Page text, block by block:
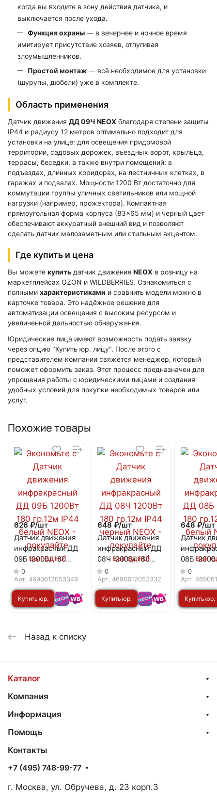
когда вы входите в зону действия датчика, и
выключается после ухода.
Функция охраны — в вечернее и ночное время
имитирует присутствие хозяев, отпугивая
злоумышленников.
Простой монтаж — всё необходимое для установки
(шурупы, дюбели) уже в комплекте.
Область применения
Датчик движения ДД 09Ч NEOX благодаря степени защиты
IP44 и радиусу 12 метров оптимально подходит для
установки на улице: для освещения придомовой
территории, садовых дорожек, въездных ворот, крыльца,
террасы, беседки, а также внутри помещений: в
подъездах, длинных коридорах, на лестничных клетках, в
гаражах и подвалах. Мощности 1200 Вт достаточно для
коммутации группы уличных светильников или мощной
нагрузки (например, прожектора). Компактная
прямоугольная форма корпуса (83×65 мм) и черный цвет
обеспечивают аккуратный внешний вид и позволяют
сделать датчик малозаметным или стильным акцентом.
Где купить и цена
Вы можете купить датчик движения NEOX в розницу на
маркетплейсах OZON и WILDBERRIES. Ознакомиться с
полными характеристиками и сравнить модели можно в
карточке товара. Это надёжное решение для
автоматизации освещения с высоким ресурсом и
увеличенной дальностью обнаружения.
Юридические лица имеют возможность подать заявку
через опцию "Купить юр. лицу". После этого с
представителем компании свяжется менеджер, который
поможет оформить заказ. Этот процесс предназначен для
упрощения работы с юридическими лицами и создания
удобных условий для покупки необходимых товаров или
услуг.
Похожие товары
626 ₽/шт
Датчик движения
инфракрасный ДД
09Б 1200Вт 180
гр.12м IP44 белый
NEOX
0
Арт. 4690612053349
Купить юр.
648 ₽/шт
Датчик движения
инфракрасный ДД
08Ч 1200Вт 180
гр.12м IP44 черный
NEOX
0
Арт. 4690612053332
Купить юр.
648 ₽/шт
Датчик
08Б
гр.12м
NEOX
0
Арт.
Купить юр.
Назад к списку
Каталог
Компания
Информация
Помощь
Контакты
+7 (495) 748-99-77
г. Москва, ул. Обручева, д. 23 корп.3